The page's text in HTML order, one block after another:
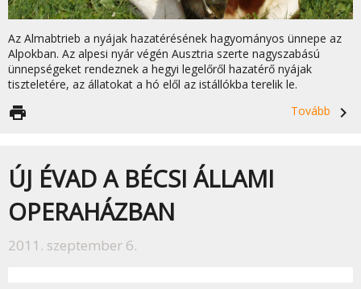
Az Almabtrieb a nyájak hazatérésének hagyományos ünnepe az
Alpokban. Az alpesi nyár végén Ausztria szerte nagyszabású
ünnepségeket rendeznek a hegyi legelőről hazatérő nyájak
tiszteletére, az állatokat a hó elől az istállókba terelik le.
Tovább
navigate_next
print
ÚJ ÉVAD A BÉCSI ÁLLAMI
OPERAHÁZBAN
2011. szeptember 6.